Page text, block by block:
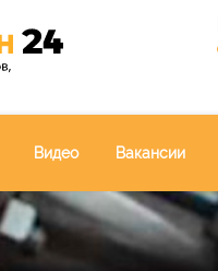
Видео Вакансии